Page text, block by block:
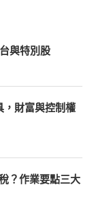
與特別股
，財富與控制權
？作業要點三大